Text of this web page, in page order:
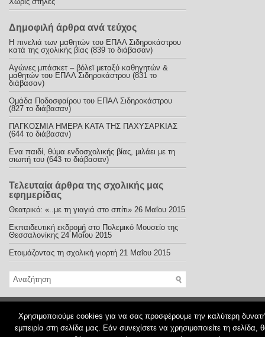
Δημοφιλή άρθρα ανά τεύχος
Η πινελιά των μαθητών του ΕΠΑΛ Σιδηροκάστρου
κατά της σχολικής βίας (839 το διάβασαν)
Αγώνες μπάσκετ – βόλεϊ μεταξύ καθηγητών &
μαθητών του ΕΠΑΛ Σιδηροκάστρου (831 το
διάβασαν)
Ομάδα Ποδοσφαίρου του ΕΠΑΛ Σιδηροκάστρου
(827 το διάβασαν)
ΠΑΓΚΟΣΜΙΑ ΗΜΕΡΑ ΚΑΤΑ ΤΗΣ ΠΑΧΥΣΑΡΚΙΑΣ
(644 το διάβασαν)
Ενα παιδί, θύμα ενδοσχολικής βίας, μιλάει με τη
σιωπή του (643 το διάβασαν)
Τελευταία άρθρα της σχολικής μας
εφημερίδας
Θεατρικό: «..με τη γιαγιά στο σπίτι» 26 Μαΐου 2015
Εκπαιδευτική εκδρομή στο Πολεμικό Μουσείο της
Θεσσαλονίκης 24 Μαΐου 2015
Ετοιμάζοντας τη σχολική γιορτή 21 Μαΐου 2015
© 2026Εφηβικές ανησυχίες
Χρησιμοποιούμε cookies για να σας προσφέρουμε την καλύτερη
εμπειρία στη σελίδα μας. Εάν συνεχίσετε να χρησιμοποιείτε τη σελίδα,